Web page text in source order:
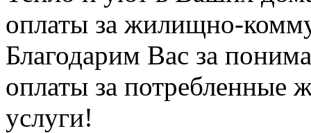
оплаты за жилищно-
Благодарим Вас за
оплаты за
услуги!